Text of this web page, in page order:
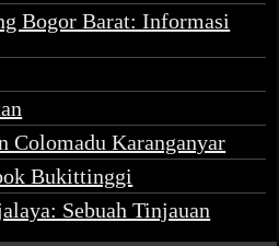
Bogor Barat: Informasi
Colomadu Karanganyar
Bukittinggi
Sebuah Tinjauan